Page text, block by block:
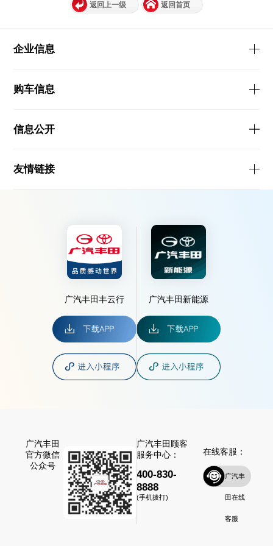
返回上一级 返回首页
企业信息
购车信息
信息公开
友情链接
广汽丰田丰云行 广汽丰田新能源
广汽丰田
官方微信
公众号
广汽丰田顾客
服务中心：
400-830-
8888
(手机拨打)
在线客服：
广汽丰
田在线
客服